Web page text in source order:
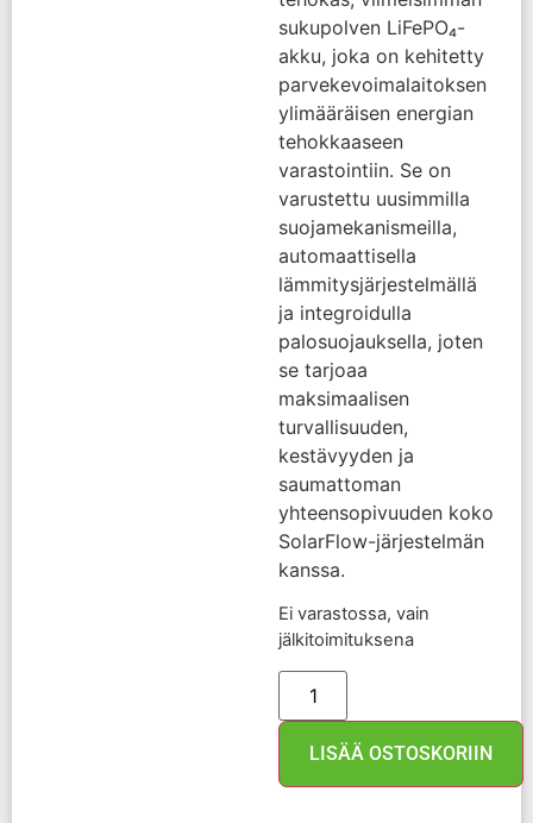
sukupolven LiFePO₄-
akku, joka on kehitetty
parvekevoimalaitoksen
ylimääräisen energian
tehokkaaseen
varastointiin. Se on
varustettu uusimmilla
suojamekanismeilla,
automaattisella
lämmitysjärjestelmällä
ja integroidulla
palosuojauksella, joten
se tarjoaa
maksimaalisen
turvallisuuden,
kestävyyden ja
saumattoman
yhteensopivuuden koko
SolarFlow-järjestelmän
kanssa.
Ei varastossa, vain
jälkitoimituksena
LISÄÄ OSTOSKORIIN